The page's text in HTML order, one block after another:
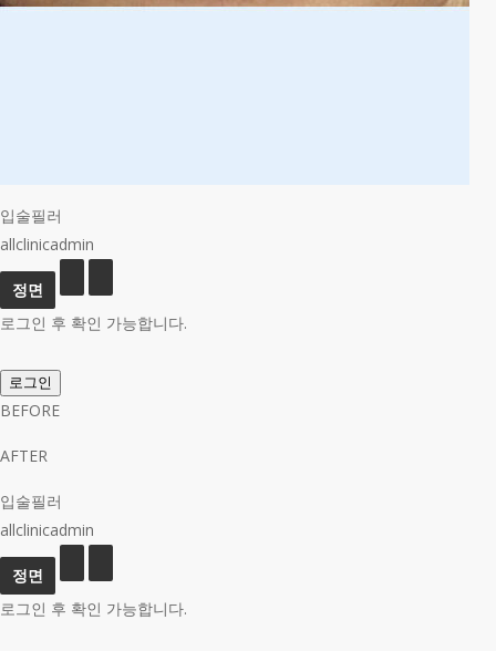
입술필러
allclinicadmin
로그인 후 확인 가능합니다.
로그인
BEFORE
AFTER
입술필러
allclinicadmin
로그인 후 확인 가능합니다.